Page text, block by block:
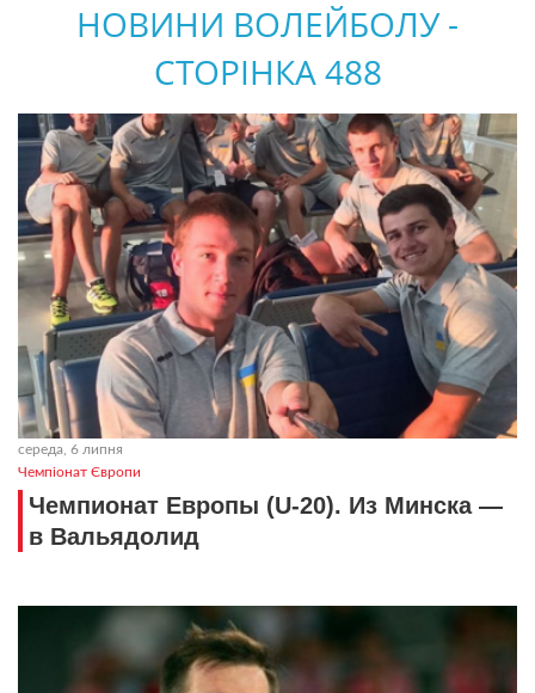
НОВИНИ ВОЛЕЙБОЛУ -
СТОРІНКА 488
середа, 6 липня
Чемпіонат Європи
Чемпионат Европы (U-20). Из Минска —
в Вальядолид